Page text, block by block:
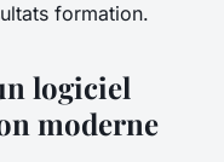
formation.
logiciel
moderne